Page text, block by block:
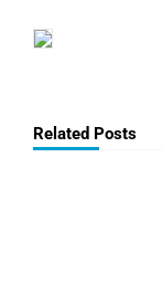
Related Posts